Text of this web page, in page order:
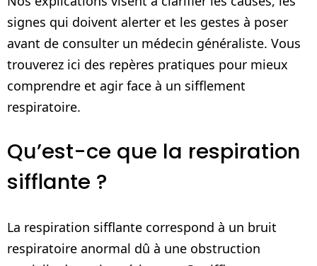
signes qui doivent alerter et les gestes à poser
avant de consulter un médecin généraliste. Vous
trouverez ici des repères pratiques pour mieux
comprendre et agir face à un sifflement
respiratoire.
Qu’est-ce que la respiration
sifflante ?
La respiration sifflante correspond à un bruit
respiratoire anormal dû à une obstruction